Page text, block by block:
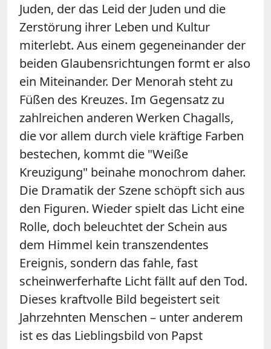
Juden, der das Leid der Juden und die
Zerstörung ihrer Leben und Kultur
miterlebt. Aus einem gegeneinander der
beiden Glaubensrichtungen formt er also
ein Miteinander. Der Menorah steht zu
Füßen des Kreuzes. Im Gegensatz zu
zahlreichen anderen Werken Chagalls,
die vor allem durch viele kräftige Farben
bestechen, kommt die "Weiße
Kreuzigung" beinahe monochrom daher.
Die Dramatik der Szene schöpft sich aus
den Figuren. Wieder spielt das Licht eine
Rolle, doch beleuchtet der Schein aus
dem Himmel kein transzendentes
Ereignis, sondern das fahle, fast
scheinwerferhafte Licht fällt auf den Tod.
Dieses kraftvolle Bild begeistert seit
Jahrzehnten Menschen – unter anderem
ist es das Lieblingsbild von Papst